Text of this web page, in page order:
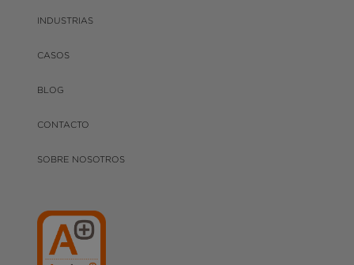
INDUSTRIAS
CASOS
BLOG
CONTACTO
SOBRE NOSOTROS